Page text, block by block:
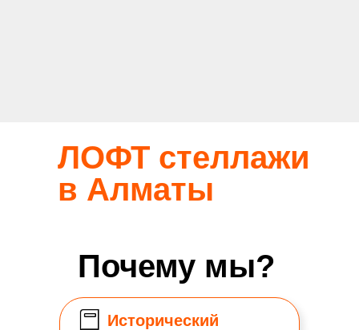
ЛОФТ стеллажи
в Алматы
Исторический
Почему мы?